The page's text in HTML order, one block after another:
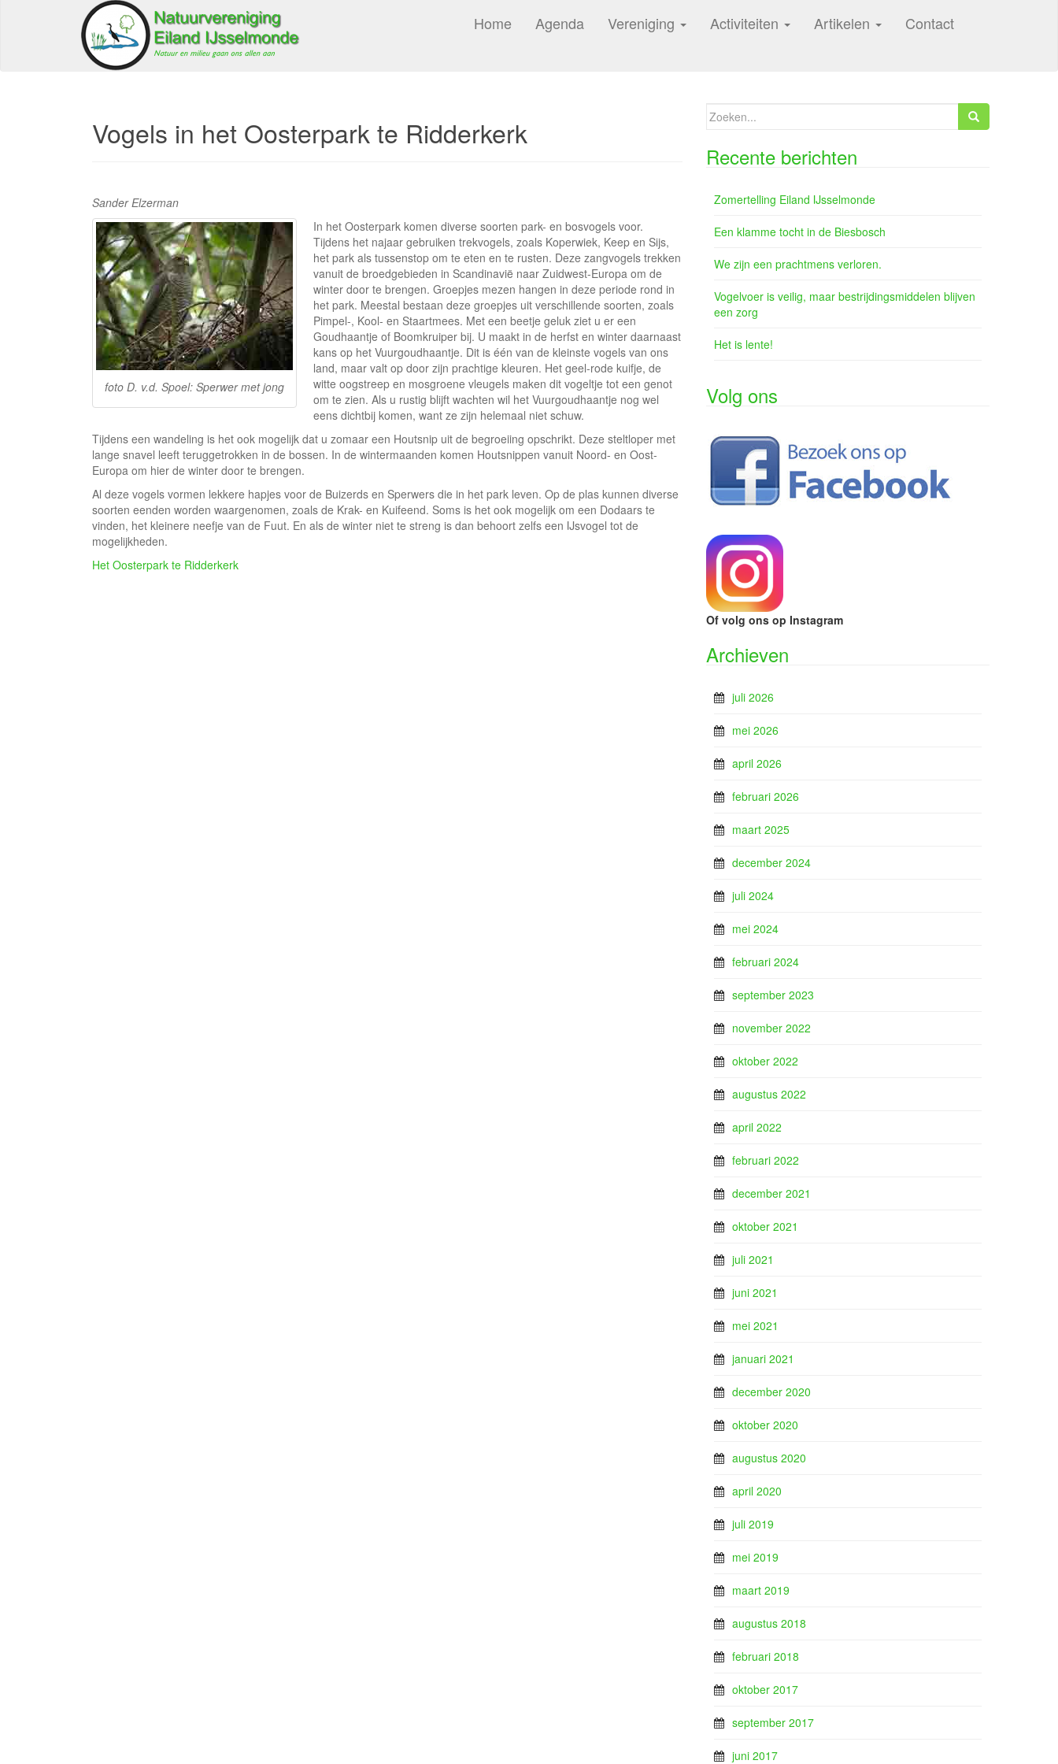
Home Agenda Vereniging Activiteiten Artikelen Contact
Vogels in het Oosterpark te Ridderkerk
Sander Elzerman
foto D. v.d. Spoel: Sperwer met jong
In het Oosterpark komen diverse soorten park- en bosvogels voor.
Tijdens het najaar gebruiken trekvogels, zoals Koperwiek, Keep en Sijs,
het park als tussenstop om te eten en te rusten. Deze zangvogels trekken
vanuit de broedgebieden in Scandinavië naar Zuidwest-Europa om de
winter door te brengen. Groepjes mezen hangen in deze periode rond in
het park. Meestal bestaan deze groepjes uit verschillende soorten, zoals
Pimpel-, Kool- en Staartmees. Met een beetje geluk ziet u er een
Goudhaantje of Boomkruiper bij. U maakt in de herfst en winter daarnaast
kans op het Vuurgoudhaantje. Dit is één van de kleinste vogels van ons
land, maar valt op door zijn prachtige kleuren. Het geel-rode kuifje, de
witte oogstreep en mosgroene vleugels maken dit vogeltje tot een genot
om te zien. Als u rustig blijft wachten wil het Vuurgoudhaantje nog wel
eens dichtbij komen, want ze zijn helemaal niet schuw.
Tijdens een wandeling is het ook mogelijk dat u zomaar een Houtsnip uit de begroeiing opschrikt. Deze steltloper met
lange snavel leeft teruggetrokken in de bossen. In de wintermaanden komen Houtsnippen vanuit Noord- en Oost-
Europa om hier de winter door te brengen.
Al deze vogels vormen lekkere hapjes voor de Buizerds en Sperwers die in het park leven. Op de plas kunnen diverse
soorten eenden worden waargenomen, zoals de Krak- en Kuifeend. Soms is het ook mogelijk om een Dodaars te
vinden, het kleinere neefje van de Fuut. En als de winter niet te streng is dan behoort zelfs een IJsvogel tot de
mogelijkheden.
Het Oosterpark te Ridderkerk
Zoeken
naar:
Recente berichten
Zomertelling Eiland IJsselmonde
Een klamme tocht in de Biesbosch
We zijn een prachtmens verloren.
Vogelvoer is veilig, maar bestrijdingsmiddelen blijven
een zorg
Het is lente!
Volg ons
Of volg ons op Instagram
Archieven
juli 2026
mei 2026
april 2026
februari 2026
maart 2025
december 2024
juli 2024
mei 2024
februari 2024
september 2023
november 2022
oktober 2022
augustus 2022
april 2022
februari 2022
december 2021
oktober 2021
juli 2021
juni 2021
mei 2021
januari 2021
december 2020
oktober 2020
augustus 2020
april 2020
juli 2019
mei 2019
maart 2019
augustus 2018
februari 2018
oktober 2017
september 2017
juni 2017